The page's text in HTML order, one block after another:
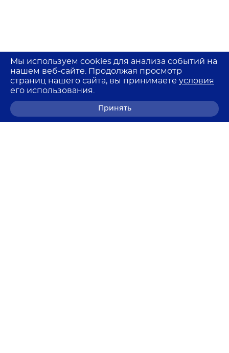
Мы используем cookies для анализа событий на
нашем веб-сайте. Продолжая просмотр
страниц нашего сайта, вы принимаете условия
его использования.
Принять